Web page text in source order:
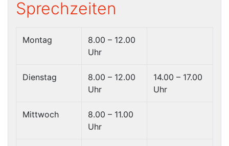
Sprechzeiten
Montag
8.00 – 12.00
Uhr
Dienstag
8.00 – 12.00
Uhr
14.00 – 17.00
Uhr
Mittwoch
8.00 – 11.00
Uhr